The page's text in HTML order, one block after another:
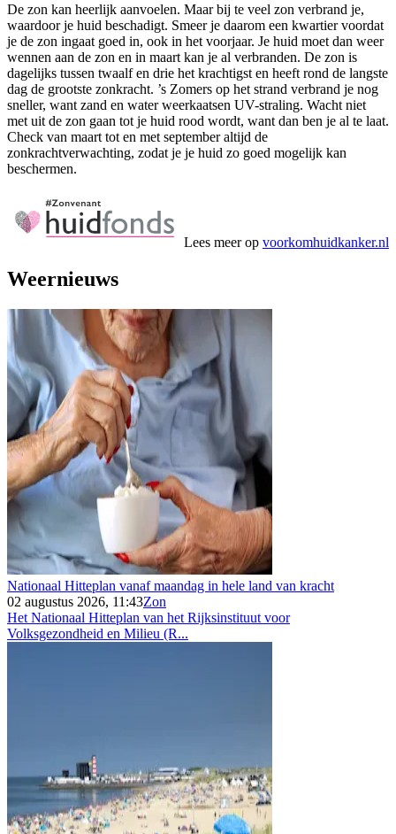
De zon kan heerlijk aanvoelen. Maar bij te veel zon verbrand je,
waardoor je huid beschadigt. Smeer je daarom een kwartier voordat
je de zon ingaat goed in, ook in het voorjaar. Je huid moet dan weer
wennen aan de zon en in maart kan je al verbranden. De zon is
dagelijks tussen twaalf en drie het krachtigst en heeft rond de langste
dag de grootste zonkracht. ’s Zomers op het strand verbrand je nog
sneller, want zand en water weerkaatsen UV-straling. Wacht niet
met uit de zon gaan tot je huid rood wordt, want dan ben je al te laat.
Check van maart tot en met september altijd de
zonkrachtverwachting, zodat je je huid zo goed mogelijk kan
beschermen.
Lees meer op voorkomhuidkanker.nl
Weernieuws
Nationaal Hitteplan vanaf maandag in hele land van kracht
02 augustus 2026, 11:43Zon
Het Nationaal Hitteplan van het Rijksinstituut voor
Volksgezondheid en Milieu (R...